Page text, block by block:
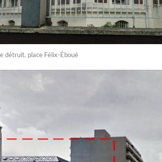
détruit, place Félix-Éboué